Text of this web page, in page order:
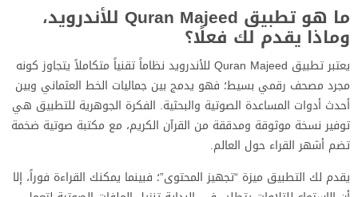
ما هو تطبيق Quran Majeed للأندرويد،
وماذا يقدم لك فعلًا؟
يعتبر تطبيق Quran Majeed للأندرويد نظاماً تقنياً متكاملاً يتجاوز كونه
مجرد مصحف رقمي بسيط؛ فهو يدمج بين جماليات الخط العثماني وبين
أحدث أدوات المساعدة الصوتية والبحثية. الفكرة الجوهرية للتطبيق هي
توفير نسخة موثوقة ومدققة من القرآن الكريم، مع مكتبة صوتية ضخمة
تضم أشهر القراء حول العالم.
يقدم لك التطبيق ميزة “تجهيز المحتوى”؛ فبينما يمكنك القراءة فوراً، إلا